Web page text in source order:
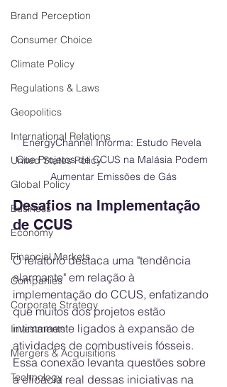
Brand Perception
Consumer Choice
Climate Policy
Regulations & Laws
Geopolitics
International Relations
United States Policy
Global Policy
Business
Economy
Financial Markets
Companies
Corporate Strategy
Investments
Mergers & Acquisitions
Technology
EnergyChannel Informa: Estudo Revela
Que Projetos de CCUS na Malásia Podem
Aumentar Emissões de Gás
Desafios na Implementação
de CCUS
O relatório destaca uma "tendência
alarmante" em relação à
implementação do CCUS, enfatizando
que muitos dos projetos estão
intimamente ligados à expansão de
atividades de combustíveis fósseis.
Essa conexão levanta questões sobre
a eficácia real dessas iniciativas na